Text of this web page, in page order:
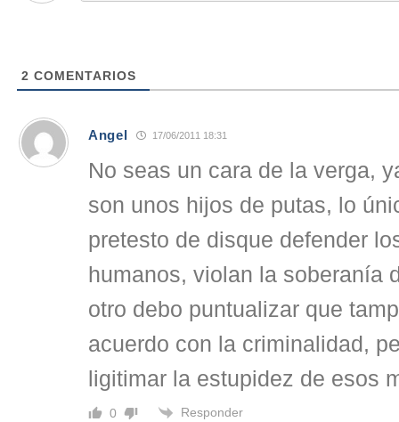
2 COMENTARIOS
Angel 17/06/2011 18:31
No seas un cara de la verga,
son unos hijos de putas, lo
pretesto de disque defender
humanos, violan la soberanía
otro debo puntualizar que
acuerdo con la criminalidad,
ligitimar la estupidez de esos
0 Responder